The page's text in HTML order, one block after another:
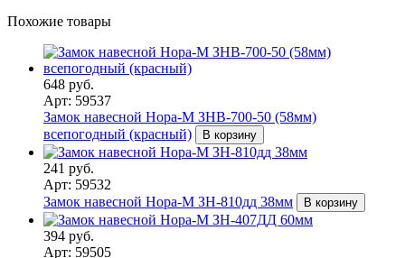
Похожие товары
648 руб.
Арт: 59537
Замок навесной Нора-М ЗНВ-700-50 (58мм)
всепогодный (красный)
В корзину
241 руб.
Арт: 59532
Замок навесной Нора-М ЗН-810дд 38мм
В корзину
394 руб.
Арт: 59505